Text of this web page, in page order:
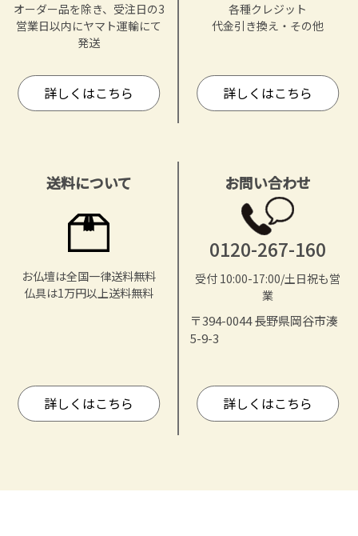
オーダー品を除き、受注日の3
営業日以内にヤマト運輸にて
発送
詳しくはこちら
各種クレジット
代金引き換え・その他
詳しくはこちら
送料について
お仏壇は全国一律送料無料
仏具は1万円以上送料無料
詳しくはこちら
お問い合わせ
0120-267-160
受付 10:00-17:00/土日祝も営
業
〒394-0044 長野県岡谷市湊
5-9-3
詳しくはこちら